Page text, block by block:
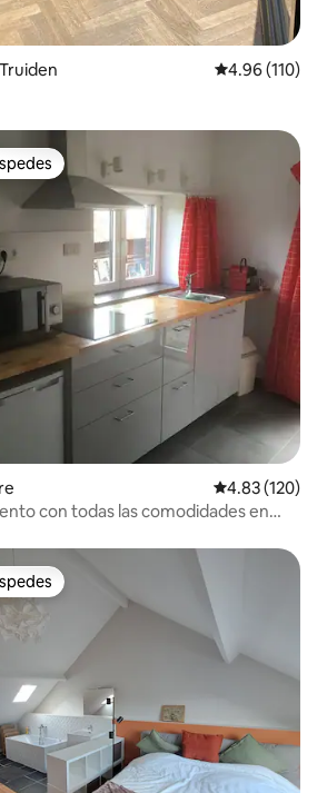
Calificación
4.96 (110)
Calificación
4.83 (120)
con todas las comodidades en